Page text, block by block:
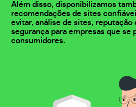
Além disso, disponibilizamos
recomendações de sites
evitar, análise de sites, reputação
segurança para empresas que se
consumidores.